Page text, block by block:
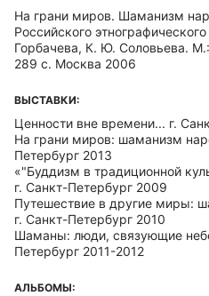
На грани миров. Шаманизм
Российского
Горбачева, К. Ю. Соловьева.
289 с. Москва 2006
ВЫСТАВКИ:
Ценности вне времени... г.
На грани миров: шаманизм
Петербург 2013
«"Буддизм в традиционной
г. Санкт-Петербург 2009
Путешествие в другие миры:
г. Санкт-Петербург 2010
Шаманы: люди, связующие
Петербург 2011-2012
АЛЬБОМЫ: